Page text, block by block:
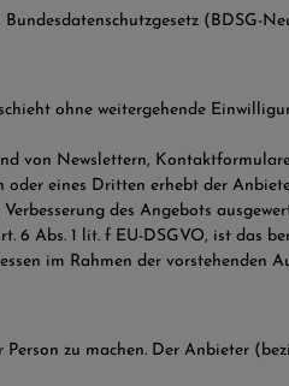
(BDSG-
ohne weitergehende
von Newslettern,
eines Dritten erhebt der
des Angebots
6 Abs. 1 lit. f EU-DSGVO, ist das
im Rahmen der vorstehenden
Person zu machen. Der Anbieter